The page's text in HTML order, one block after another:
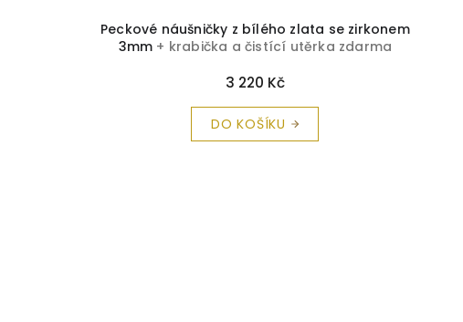
Peckové náušničky z bílého zlata se zirkonem
3mm + krabička a čistící utěrka zdarma
3 220 Kč
DO KOŠÍKU